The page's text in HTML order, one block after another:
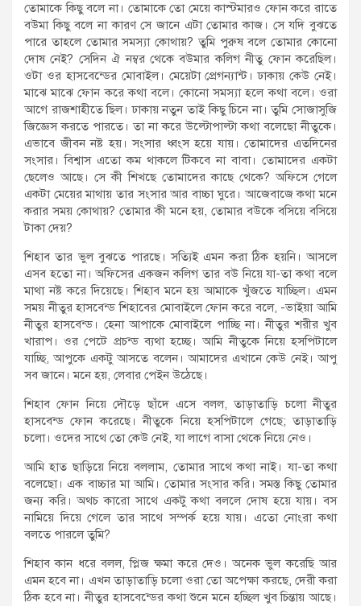
তোমাকে কিছু বলে না। তোমাকে তো মেয়ে কাস্টমারও ফোন করে রাতে
বউমা কিছু বলে না কারণ সে জানে এটা তোমার কাজ। সে যদি বুঝতে
পারে তাহলে তোমার সমস্যা কোথায়? তুমি পুরুষ বলে তোমার কোনো
দোষ নেই? সেদিন ঐ নম্বর থেকে বউমার কলিগ নীতু ফোন করেছিল।
ওটা ওর হাসবেন্ডের মোবাইল। মেয়েটা প্রেগন্যান্ট। ঢাকায় কেউ নেই।
মাঝে মাঝে ফোন করে কথা বলে। কোনো সমস্যা হলে কথা বলে। ওরা
আগে রাজশাহীতে ছিল। ঢাকায় নতুন তাই কিছু চিনে না। তুমি সোজাসুজি
জিজ্ঞেস করতে পারতে। তা না করে উল্টোপাল্টা কথা বলেছো নীতুকে।
এভাবে জীবন নষ্ট হয়। সংসার ধ্বংস হয়ে যায়। তোমাদের এতদিনের
সংসার। বিশ্বাস এতো কম থাকলে টিকবে না বাবা। তোমাদের একটা
ছেলেও আছে। সে কী শিখছে তোমাদের কাছে থেকে? অফিসে গেলে
একটা মেয়ের মাথায় তার সংসার আর বাচ্চা ঘুরে। আজেবাজে কথা মনে
করার সময় কোথায়? তোমার কী মনে হয়, তোমার বউকে বসিয়ে বসিয়ে
টাকা দেয়?
শিহাব তার ভুল বুঝতে পারছে। সত্যিই এমন করা ঠিক হয়নি। আসলে
এসব হতো না। অফিসের একজন কলিগ তার বউ নিয়ে যা-তা কথা বলে
মাথা নষ্ট করে দিয়েছে। শিহাব মনে হয় আমাকে খুঁজতে যাচ্ছিল। এমন
সময় নীতুর হাসবেন্ড শিহাবের মোবাইলে ফোন করে বলে, -ভাইয়া আমি
নীতুর হাসবেন্ড। হেনা আপাকে মোবাইলে পাচ্ছি না। নীতুর শরীর খুব
খারাপ। ওর পেটে প্রচন্ড ব্যথা হচ্ছে। আমি নীতুকে নিয়ে হসপিটালে
যাচ্ছি, আপুকে একটু আসতে বলেন। আমাদের এখানে কেউ নেই। আপু
সব জানে। মনে হয়, লেবার পেইন উঠেছে।
শিহাব ফোন নিয়ে দৌড়ে ছাঁদে এসে বলল, তাড়াতাড়ি চলো নীতুর
হাসবেন্ড ফোন করেছে। নীতুকে নিয়ে হসপিটালে গেছে; তাড়াতাড়ি
চলো। ওদের সাথে তো কেউ নেই, যা লাগে বাসা থেকে নিয়ে নেও।
আমি হাত ছাড়িয়ে নিয়ে বললাম, তোমার সাথে কথা নাই। যা-তা কথা
বলেছো। এক বাচ্চার মা আমি। তোমার সংসার করি। সমস্ত কিছু তোমার
জন্য করি। অথচ কারো সাথে একটু কথা বললে দোষ হয়ে যায়। বস
নামিয়ে দিয়ে গেলে তার সাথে সম্পর্ক হয়ে যায়। এতো নোংরা কথা
বলতে পারলে তুমি?
শিহাব কান ধরে বলল, প্লিজ ক্ষমা করে দেও। অনেক ভুল করেছি আর
এমন হবে না। এখন তাড়াতাড়ি চলো ওরা তো অপেক্ষা করছে, দেরী করা
ঠিক হবে না। নীতুর হাসবেন্ডের কথা শুনে মনে হচ্ছিল খুব চিন্তায় আছে।